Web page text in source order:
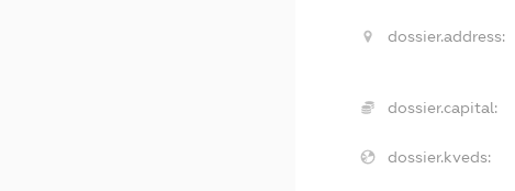
dossier.address:
dossier.capital:
dossier.kveds: